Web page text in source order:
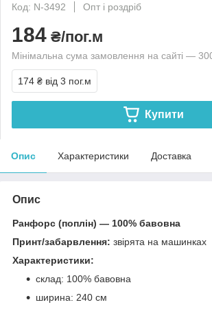
Код: N-3492
Опт і роздріб
184 ₴/пог.м
Мінімальна сума замовлення на сайті —
174 ₴ від 3 пог.м
Купити
Опис Характеристики Доставка
Опис
Ранфорс (поплін) — 100% бавовна
Принт/забарвлення: звірята на машинках
Характеристики:
склад: 100% бавовна
ширина: 240 см